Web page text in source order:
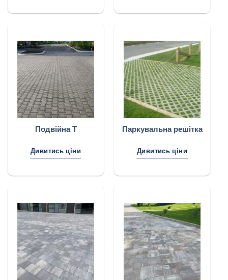
Подвійна Т
Дивитись ціни
Паркувальна решітка
Дивитись ціни